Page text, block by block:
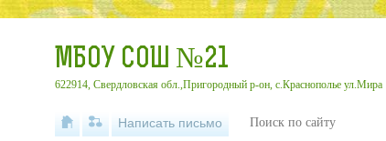
МБОУ СОШ №21
622914, Свердловская обл.,Пригородный р-он, с.Краснополье
Написать письмо